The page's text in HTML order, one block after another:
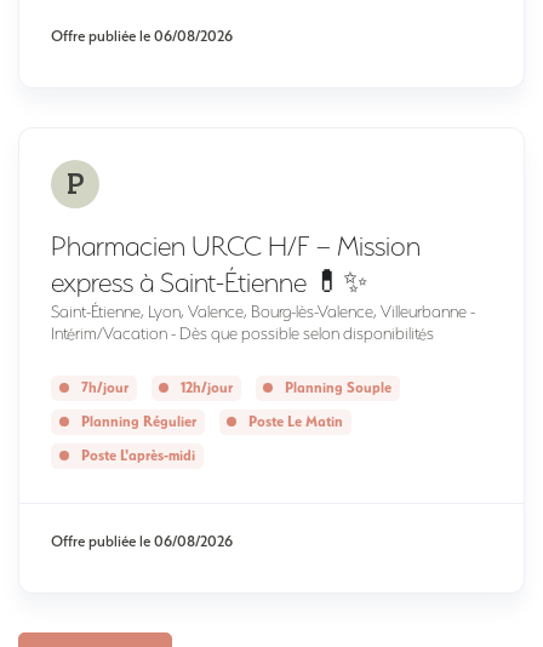
Offre publiée le06/08/2026
P
Pharmacien URCC H/F – Mission
express à Saint-Étienne 💊✨
Saint-Étienne, Lyon, Valence, Bourg-lès-Valence, Villeurbanne -
Intérim/Vacation - Dès que possible selon disponibilités
7h/jour 12h/jour
Planning Souple
Planning Régulier
Poste Le Matin
Poste L'après-midi
Offre publiée le06/08/2026